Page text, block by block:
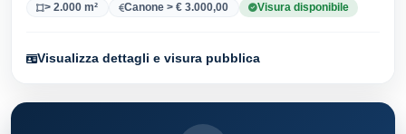
> 2.000 m²
Canone > € 3.000,00 Visura disponibile
Visualizza dettagli e visura pubblica